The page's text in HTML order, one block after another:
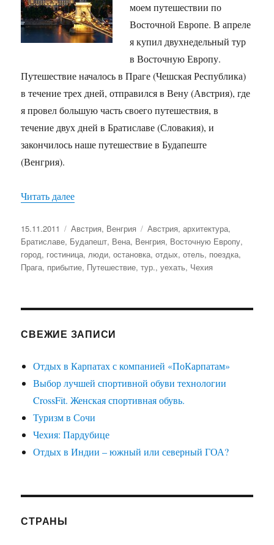
моем путешествии по
Восточной Европе. В апреле
я купил двухнедельный тур
в Восточную Европу.
Путешествие началось в Праге (Чешская Республика)
в течение трех дней, отправился в Вену (Австрия), где
я провел большую часть своего путешествия, в
течение двух дней в Братиславе (Словакия), и
закончилось наше путешествие в Будапеште
(Венгрия).
Читать далее«Путешествие по Восточной Европе»
Опубликовано
15.11.2011 Рубрики
Австрия, Венгрия Метки
Австрия,архитектура,
Братиславе, Будапешт, Вена, Венгрия, Восточную Европу,
город, гостиница,люди,остановка,отдых,отель, поездка,
Прага, прибытие, Путешествие,тур.,уехать, Чехия
СВЕЖИЕ ЗАПИСИ
Отдых в Карпатах с компанией «ПоКарпатам»
Выбор лучшей спортивной обуви технологии
CrossFit. Женская спортивная обувь.
Туризм в Сочи
Чехия: Пардубице
Отдых в Индии – южный или северный ГОА?
СТРАНЫ